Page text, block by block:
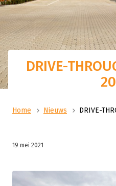
DRIVE-
Home Nieuws DRIVE-
19 mei 2021